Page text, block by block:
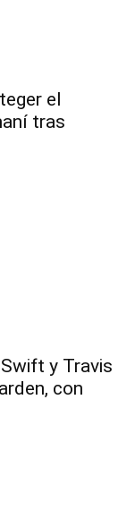
el
tras
y Travis
con